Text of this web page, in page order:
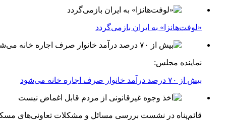
«لوفت‌هانزا» به ایران بازمی‌گردد
نماینده مجلس:
بیش از ۷۰ درصد درآمد خانوار صرف اجاره خانه می‌شود
قائم‌پناه در نشست بررسی مسائل و مشکلات تعاونی‌های